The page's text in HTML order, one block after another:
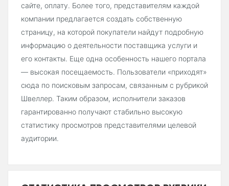
сайте, оплату. Более того, представителям каждой
компании предлагается создать собственную
страницу, на которой покупатели найдут подробную
информацию о деятельности поставщика услуги и
его контакты. Еще одна особенность нашего портала
— высокая посещаемость. Пользователи «приходят»
сюда по поисковым запросам, связанным с рубрикой
Швеллер. Таким образом, исполнители заказов
гарантированно получают стабильно высокую
статистику просмотров представителями целевой
аудитории.